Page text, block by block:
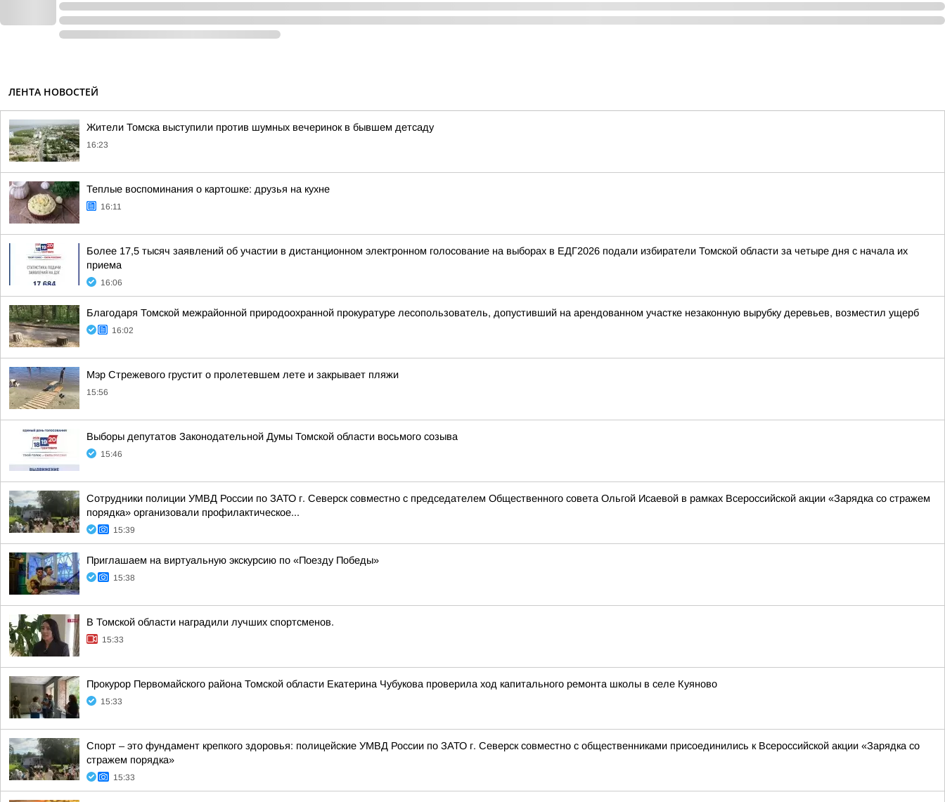
ЛЕНТА НОВОСТЕЙ
Жители Томска выступили против шумных вечеринок в бывшем детсаду
16:23
Теплые воспоминания о картошке: друзья на кухне
16:11
Более 17,5 тысяч заявлений об участии в дистанционном электронном голосование на выборах в ЕДГ2026 подали избиратели Томской области за четыре дня с начала их
приема
16:06
Благодаря Томской межрайонной природоохранной прокуратуре лесопользователь, допустивший на арендованном участке незаконную вырубку деревьев, возместил ущерб
16:02
Мэр Стрежевого грустит о пролетевшем лете и закрывает пляжи
15:56
Выборы депутатов Законодательной Думы Томской области восьмого созыва
15:46
Сотрудники полиции УМВД России по ЗАТО г. Северск совместно с председателем Общественного совета Ольгой Исаевой в рамках Всероссийской акции «Зарядка со стражем
порядка» организовали профилактическое...
15:39
Приглашаем на виртуальную экскурсию по «Поезду Победы»
15:38
В Томской области наградили лучших спортсменов.
15:33
Прокурор Первомайского района Томской области Екатерина Чубукова проверила ход капитального ремонта школы в селе Куяново
15:33
Спорт – это фундамент крепкого здоровья: полицейские УМВД России по ЗАТО г. Северск совместно с общественниками присоединились к Всероссийской акции «Зарядка со
стражем порядка»
15:33